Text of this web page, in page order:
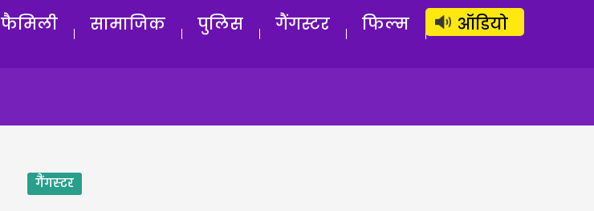
लॉग इन सब्सक्राइब करें
फैमिली सामाजिक पुलिस गैंगस्टर फिल्म ऑडियो
गैंगस्टर